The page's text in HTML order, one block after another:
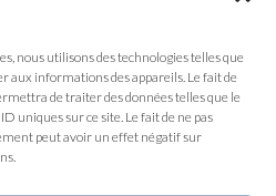
nous utilisons des technologies telles que
aux informations des appareils. Le fait de
de traiter des données telles que le
uniques sur ce site. Le fait de ne pas
peut avoir un effet négatif sur